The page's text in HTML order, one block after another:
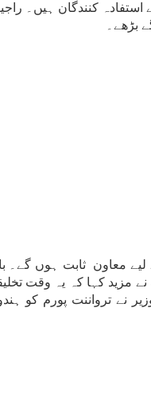
کنندگان ہیں۔ راجیو
بڑھے۔
رہا ہے، اوربایو ای3 پالیسی جیسے اقدامات اس کے لیے
نے مزید کہا کہ یہ وقت
ترواننت پورم کو